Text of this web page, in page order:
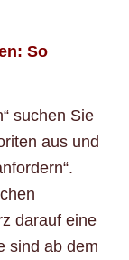
So
suchen Sie
aus und
darauf eine
sind ab dem